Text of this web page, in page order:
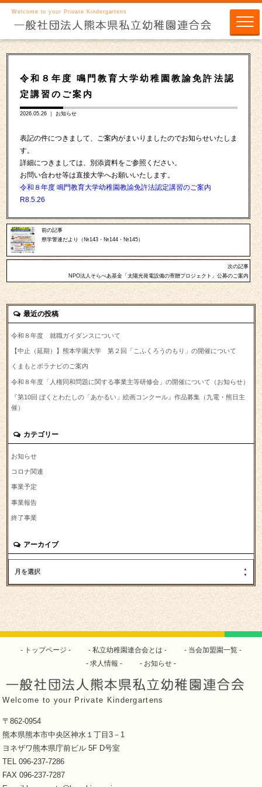
Welcome to your Private Kindergartens
令和８年度 鳴門教育大学幼稚園教諭免許法認
定講習のご案内
2026.05.26 ｜ お知らせ
表記の件につきまして、ご案内がまいりましたのでお知らせいたしま
す。
詳細につきましては、別添資料をご参照ください。
お問い合わせ等は直接大学へお願いいたします。
令和８年度 鳴門教育大学幼稚園教諭免許法認定講習のご案内
R8.5.26
前の記事
県学警連だより（№143・№144・№145）
次の記事
NPO法人そらべあ基金「太陽光発電設備の寄贈プロジェクト」公募のご案内
最近の投稿
令和８年度 就職ガイダンスについて
【中止（延期）】熊本学園大学 第２回「こふくろうのもり」の開催について
くまもとボラナビのご案内
令和８年度「人権同和問題に関する事業主等研修会」の開催について（お知らせ）
『第10回 ぼくとわたしの「あかるい」絵画コンクール』作品募集（九電・熊日主
催）
カテゴリー
お知らせ
コロナ関連
事業予定
事業報告
終了事業
アーカイブ
月を選択
トップページ 私立幼稚園連合会とは
当会加盟園一覧
求人情報
お知らせ
Welcome to your Private Kindergartens
〒862-0954
熊本県熊本市中央区神水１丁目3－1
ヨネザワ熊本県庁前ビル 5F D号室
TEL 096-237-7286
FAX 096-237-7287